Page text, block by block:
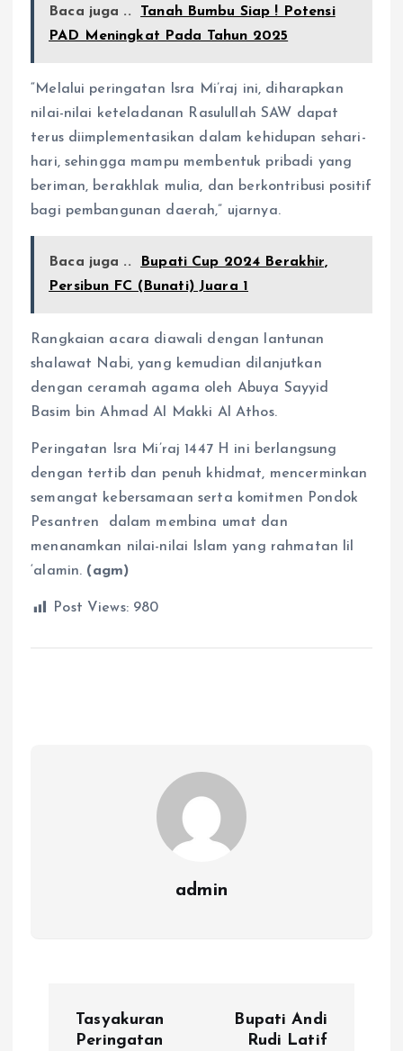
Baca juga ..
Tanah Bumbu Siap ! Potensi
PAD Meningkat Pada Tahun 2025
“Melalui peringatan Isra Mi’raj ini, diharapkan
nilai-nilai keteladanan Rasulullah SAW dapat
terus diimplementasikan dalam kehidupan sehari-
hari, sehingga mampu membentuk pribadi yang
beriman, berakhlak mulia, dan berkontribusi positif
bagi pembangunan daerah,” ujarnya.
Baca juga ..
Bupati Cup 2024 Berakhir,
Persibun FC (Bunati) Juara 1
Rangkaian acara diawali dengan lantunan
shalawat Nabi, yang kemudian dilanjutkan
dengan ceramah agama oleh Abuya Sayyid
Basim bin Ahmad Al Makki Al Athos.
Peringatan Isra Mi’raj 1447 H ini berlangsung
dengan tertib dan penuh khidmat, mencerminkan
semangat kebersamaan serta komitmen Pondok
Pesantren dalam membina umat dan
menanamkan nilai-nilai Islam yang rahmatan lil
‘alamin. (agm)
Post Views: 980
admin
Tasyakuran
Peringatan
Bupati Andi
Rudi Latif